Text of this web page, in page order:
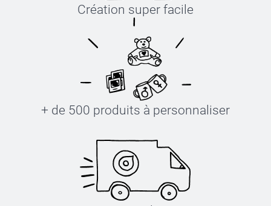
Création super facile
+ de 500 produits à personnaliser